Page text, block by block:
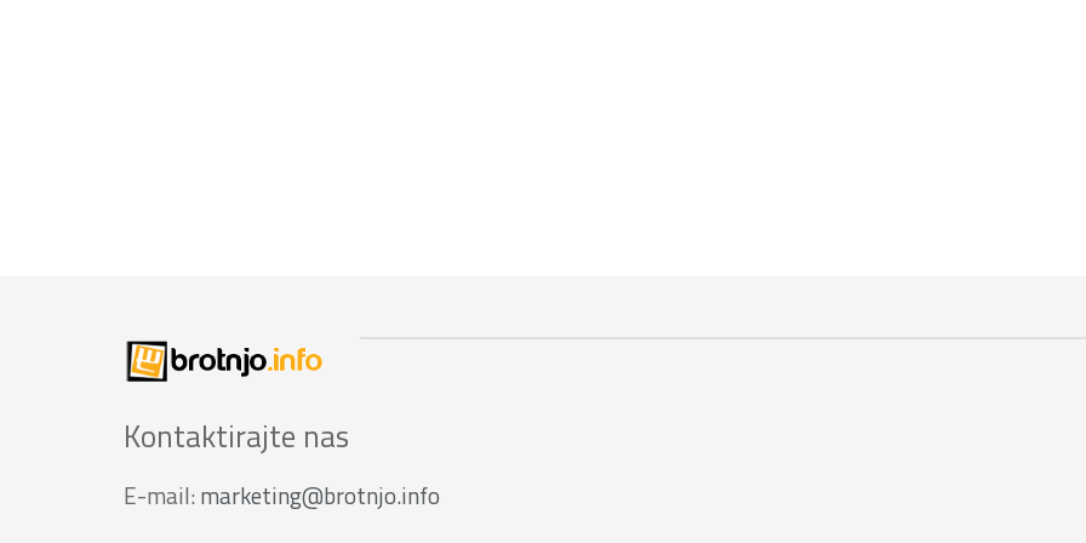
Kontaktirajte nas
E-mail: marketing@brotnjo.info